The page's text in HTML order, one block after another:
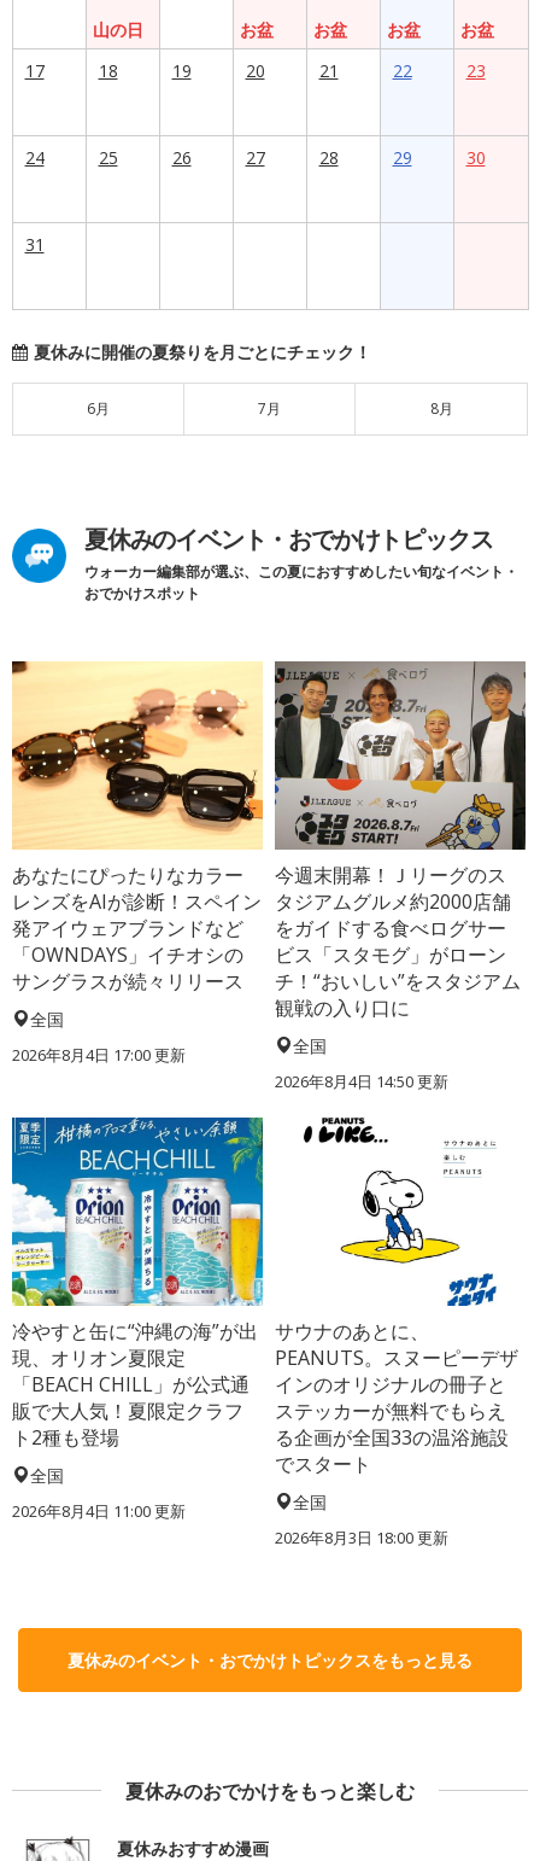
山の日 お盆 お盆 お盆
お盆
17
18 19 20 21 22 23
24 25 26 27 28 29 30
31
夏休みに開催の夏祭りを月ごとにチェック！
6月 7月 8月
夏休みのイベント・おでかけトピックス
ウォーカー編集部が選ぶ、この夏におすすめしたい旬なイベント・
おでかけスポット
あなたにぴったりなカラー
レンズをAIが診断！スペイン
発アイウェアブランドなど
「OWNDAYS」イチオシの
サングラスが続々リリース
全国
2026年8月4日 17:00更新
今週末開幕！Ｊリーグのス
タジアムグルメ約2000店舗
をガイドする食べログサー
ビス「スタモグ」がローン
チ！“おいしい”をスタジアム
観戦の入り口に
全国
2026年8月4日 14:50更新
冷やすと缶に“沖縄の海”が出
現、オリオン夏限定
「BEACH CHILL」が公式通
販で大人気！夏限定クラフ
ト2種も登場
全国
2026年8月4日 11:00更新
サウナのあとに、
PEANUTS。スヌーピーデザ
インのオリジナルの冊子と
ステッカーが無料でもらえ
る企画が全国33の温浴施設
でスタート
全国
2026年8月3日 18:00更新
夏休みのイベント・おでかけトピックスをもっと見る
夏休みのおでかけをもっと楽しむ
夏休みおすすめ漫画